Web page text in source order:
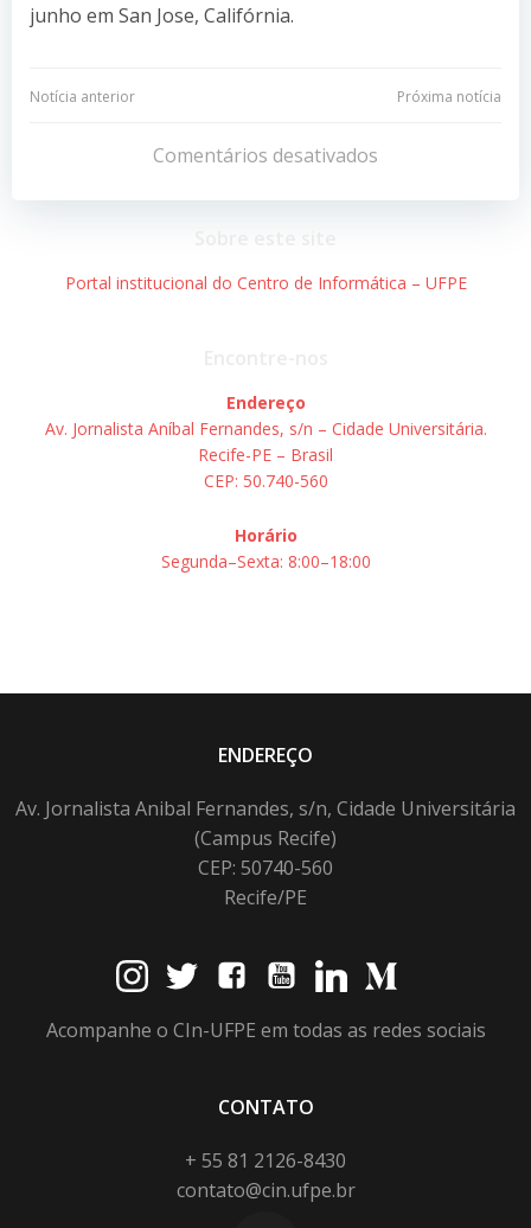
junho em San Jose, Califórnia.
Navegação
Post
Notícia anterior
Navegação
de
Post
Próxima notícia
Comentários desativados
Portal institucional do Centro de Informática – UFPE
Endereço
Av. Jornalista Aníbal Fernandes, s/n – Cidade Universitária.
Recife-PE – Brasil
CEP: 50.740-560
Horário
Segunda–Sexta: 8:00–18:00
ENDEREÇO
Av. Jornalista Anibal Fernandes, s/n, Cidade Universitária
(Campus Recife)
CEP: 50740-560
Recife/PE
Acompanhe o CIn-UFPE em todas as redes sociais
CONTATO
+ 55 81 2126-8430
contato@cin.ufpe.br